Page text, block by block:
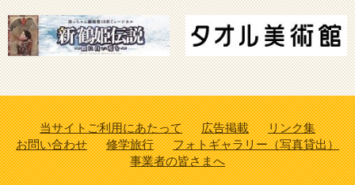
当サイトご利用にあたって 広告掲載
リンク集
お問い合わせ
修学旅行
フォトギャラリー（写真貸出）
事業者の皆さまへ